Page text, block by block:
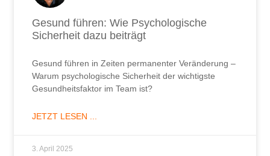
Gesund führen: Wie Psychologische
Sicherheit dazu beiträgt
Gesund führen in Zeiten permanenter Veränderung –
Warum psychologische Sicherheit der wichtigste
Gesundheitsfaktor im Team ist?
JETZT LESEN ...
3. April 2025